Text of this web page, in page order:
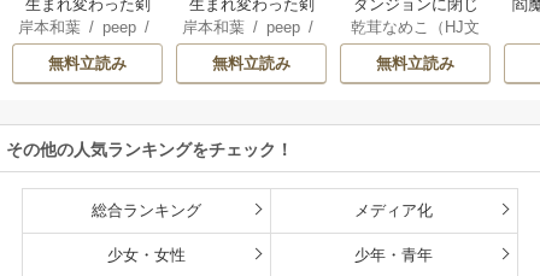
生まれ変わった剣
聖、剣士が冷遇さ
れる魔術至上主義
の学園で無双する
岸本和葉/ peep/
染野静也/
/taskey STUDI
無料立読み
生まれ変わった剣
聖、剣士が冷遇さ
れる魔術至上主義
の学園で無双する
岸本和葉/ peep/
染野静也/
/taskey STUDI
無料立読み
ダンジョンに閉じ
込められて25年。
救出されたときに
は立派な不審者に
版】
乾茸なめこ（HJ文
庫／ホビージャパ
ン刊）/御手洗太
無料立読み
閻
その他の人気ランキングをチェック！
総合ランキング メディア化
少女・女性 少年・青年